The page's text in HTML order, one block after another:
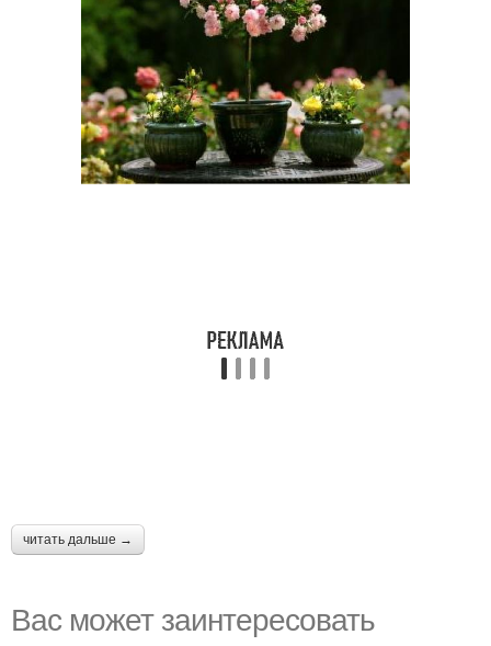
читать дальше →
Вас может заинтересовать